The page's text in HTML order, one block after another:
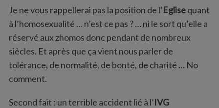
Je ne vous rappellerai pas la position de l’Eglisequant
à l’homosexualité … n’est ce pas ? … ni le sort qu’elle a
réservé aux zhomos donc pendant de nombreux
siècles. Et après que ça vient nous parler de
tolérance, de normalité, de bonté, de charité … No
comment.
Second fait : un terrible accident lié à l’IVG